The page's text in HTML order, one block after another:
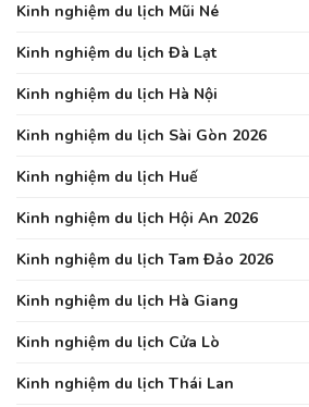
Kinh nghiệm du lịch Mũi Né
Kinh nghiệm du lịch Đà Lạt
Kinh nghiệm du lịch Hà Nội
Kinh nghiệm du lịch Sài Gòn 2026
Kinh nghiệm du lịch Huế
Kinh nghiệm du lịch Hội An 2026
Kinh nghiệm du lịch Tam Đảo 2026
Kinh nghiệm du lịch Hà Giang
Kinh nghiệm du lịch Cửa Lò
Kinh nghiệm du lịch Thái Lan